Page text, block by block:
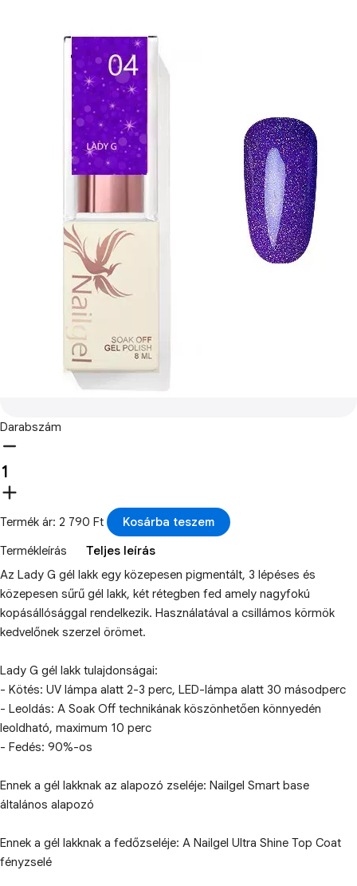
Darabszám
Termék ár: 2 790 Ft
Kosárba teszem
Termékleírás
Teljes leírás
Az Lady G gél lakk egy közepesen pigmentált, 3 lépéses és
közepesen sűrű gél lakk, két rétegben fed amely nagyfokú
kopásállósággal rendelkezik. Használatával a csillámos körmök
kedvelőnek szerzel örömet.
Lady G gél lakk tulajdonságai:
- Kötés: UV lámpa alatt 2-3 perc, LED-lámpa alatt 30 másodperc
- Leoldás: A Soak Off technikának köszönhetően könnyedén
leoldható, maximum 10 perc
- Fedés: 90%-os
Ennek a gél lakknak az alapozó zseléje: Nailgel Smart base
általános alapozó
Ennek a gél lakknak a fedőzseléje: A Nailgel Ultra Shine Top Coat
fényzselé